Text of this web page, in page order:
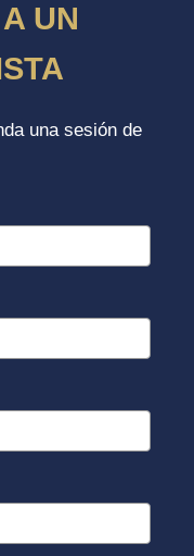
UN
una sesión de